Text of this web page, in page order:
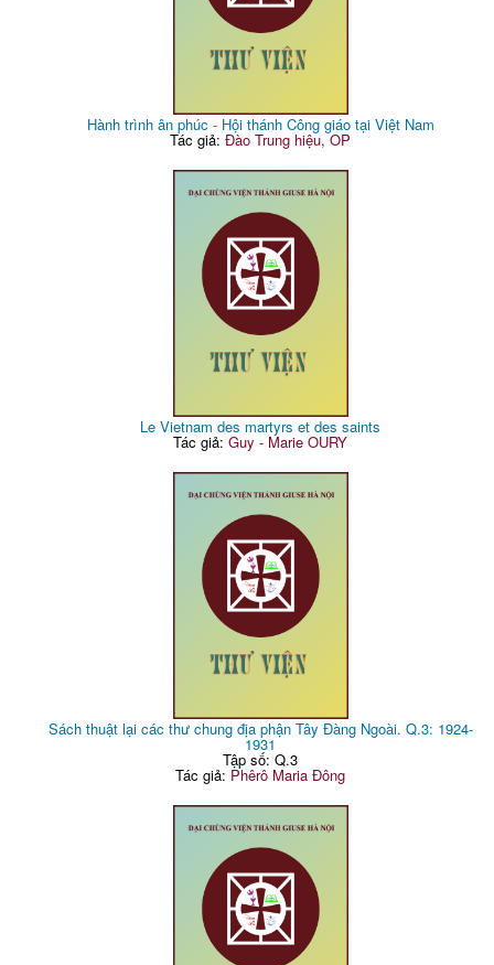
Hành trình ân phúc - Hội thánh Công giáo tại Việt Nam
Tác giả:Đào Trung hiệu, OP
Le Vietnam des martyrs et des saints
Tác giả:Guy - Marie OURY
Sách thuật lại các thư chung địa phận Tây Đàng Ngoài. Q.3: 1924-
1931
Tập số: Q.3
Tác giả: Phêrô Maria Đông